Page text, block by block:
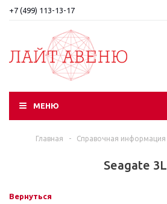
+7 (499) 113-13-17
МЕНЮ
Главная - Справочная информация
Seagate 3L
Вернуться